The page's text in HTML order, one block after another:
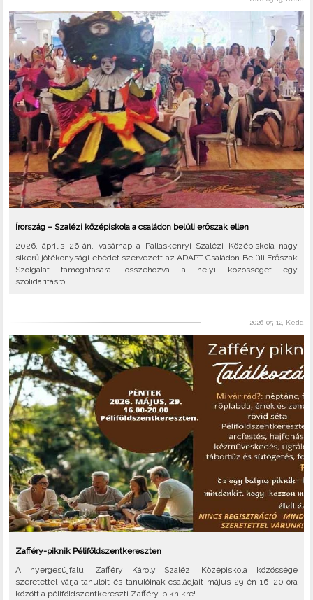
Írország – Szalézi középiskola a családon belüli erőszak ellen
2026. április 26-án, vasárnap a Pallaskenryi Szalézi Középiskola nagy
sikerű jótékonysági ebédet szervezett az ADAPT Családon Belüli Erőszak
Szolgálat támogatására, összehozva a helyi közösséget egy
szolidaritásról,..
2026-05-12, Kedd
Zafféry-piknik Péliföldszentkereszten
A nyergesújfalui Zafféry Károly Szalézi Középiskola közössége
szeretettel várja tanulóit és tanulóinak családjait május 29-én 16–20 óra
között a péliföldszentkereszti Zafféry-piknikre!